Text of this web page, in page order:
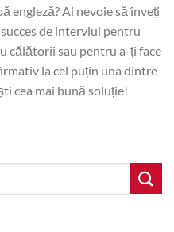
engleză? Ai nevoie să înveți
de interviul pentru
călătorii sau pentru a-ți face
la cel puțin una dintre
cea mai bună soluție!